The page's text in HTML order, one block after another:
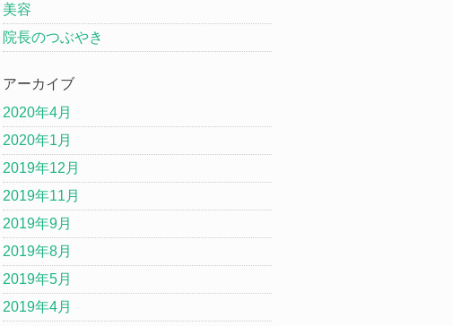
美容
院長のつぶやき
アーカイブ
2020年4月
2020年1月
2019年12月
2019年11月
2019年9月
2019年8月
2019年5月
2019年4月